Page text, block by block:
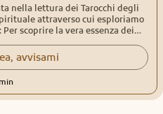
nella lettura dei Tarocchi degli
attraverso cui esploriamo
e Realizzazione Personale: Per
✨ Spiritualità e Crescita
è una lettura di carte
spirituali. La canalizzazione
avvisami